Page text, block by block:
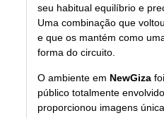
seu habitual equilíbrio e
Uma combinação que
e que os mantém como
forma do circuito.
O ambiente em NewGiza
público totalmente
proporcionou imagens